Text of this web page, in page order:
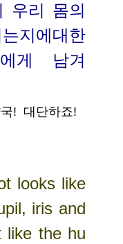
우리 몸의
지에대한
에게 남겨
! 대단하죠!
looks like
iris and
like the hu